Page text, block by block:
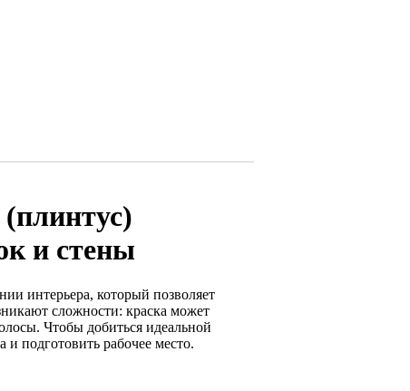
и стены
интерьера, который позволяет
сложности: краска может
Чтобы добиться идеальной
подготовить рабочее место.